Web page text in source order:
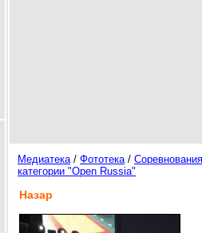
Медиатека/ Фототека/ Соревнования
категории "Open Russia"
Назар